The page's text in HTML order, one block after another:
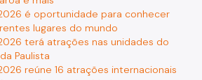
é oportunidade para conhecer
lugares do mundo
terá atrações nas unidades do
Paulista
reúne 16 atrações internacionais